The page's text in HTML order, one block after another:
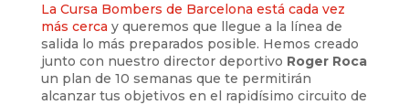
La Cursa Bombers de Barcelona está cada vez
más cerca y queremos que llegue a la línea de
salida lo más preparados posible. Hemos creado
junto con nuestro director deportivo Roger Roca
un plan de 10 semanas que te permitirán
alcanzar tus objetivos en el rapidísimo circuito de